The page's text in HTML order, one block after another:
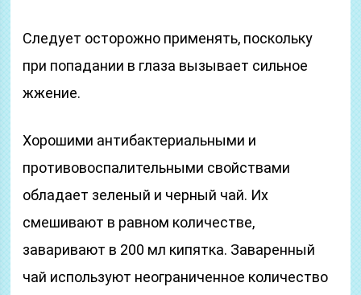
Следует осторожно применять, поскольку
при попадании в глаза вызывает сильное
жжение.
Хорошими антибактериальными и
противовоспалительными свойствами
обладает зеленый и черный чай. Их
смешивают в равном количестве,
заваривают в 200 мл кипятка. Заваренный
чай используют неограниченное количество